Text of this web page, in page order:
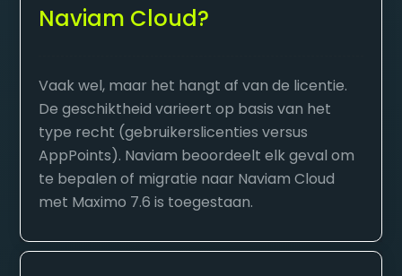
Naviam Cloud?
Vaak wel, maar het hangt af van de licentie.
De geschiktheid varieert op basis van het
type recht (gebruikerslicenties versus
AppPoints). Naviam beoordeelt elk geval om
te bepalen of migratie naar Naviam Cloud
met Maximo 7.6 is toegestaan.